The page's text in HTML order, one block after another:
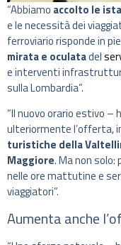
“Abbiamo accolto le
e le necessità dei
ferroviario risponde in
mirata e oculatadel
e interventi
sulla Lombardia”.
“Il nuovo orario estivo –
ulteriormente l’offerta,
turistiche della
Maggiore. Ma non
nelle ore mattutine e
viaggiatori”.
Aumenta anche